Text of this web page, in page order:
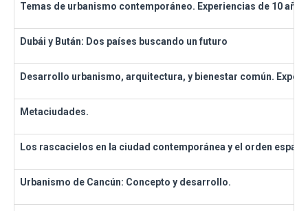
Temas de urbanismo contemporáneo. Experiencias de 10
Dubái y Bután: Dos países buscando un futuro
Desarrollo urbanismo, arquitectura, y bienestar común.
Metaciudades.
Los rascacielos en la ciudad contemporánea y el orden
Urbanismo de Cancún: Concepto y desarrollo.